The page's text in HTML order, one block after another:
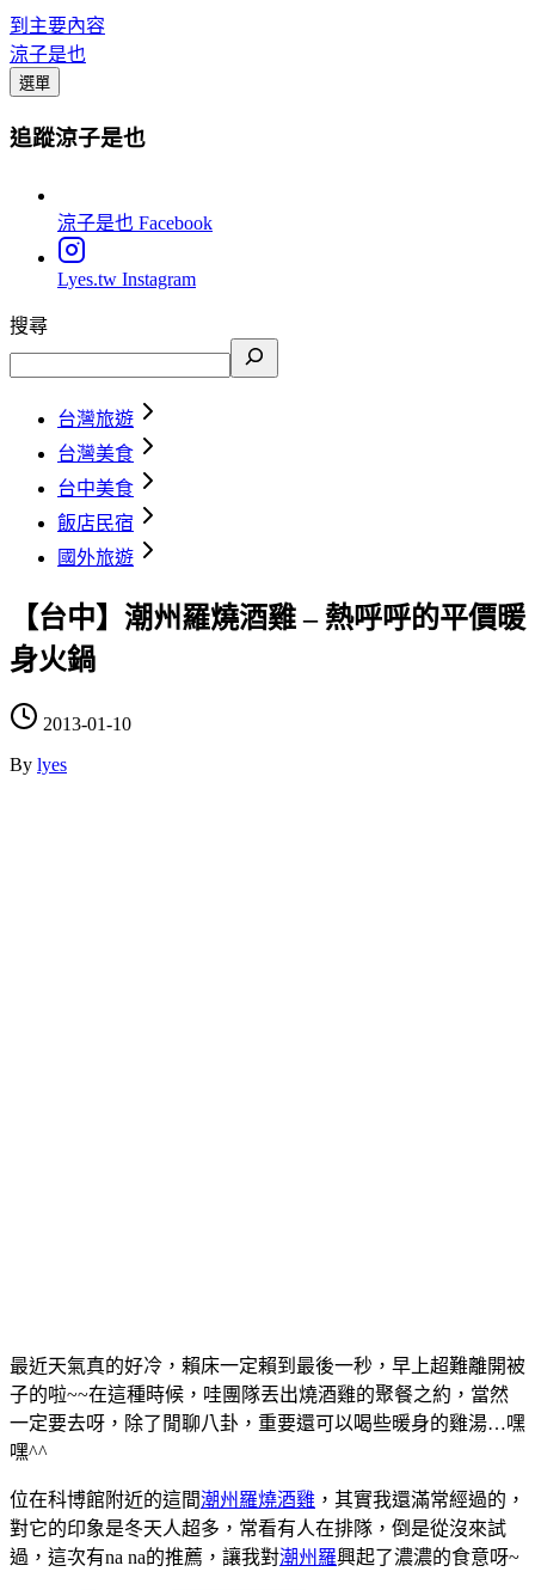
到主要內容
涼子是也
選單
追蹤涼子是也
涼子是也 Facebook
Lyes.tw Instagram
搜尋
台灣旅遊
台灣美食
台中美食
飯店民宿
國外旅遊
【台中】潮州羅燒酒雞 – 熱呼呼的平價暖
身火鍋
2013-01-10
By lyes
最近天氣真的好冷，賴床一定賴到最後一秒，早上超難離開被
子的啦~~在這種時候，哇團隊丟出燒酒雞的聚餐之約，當然
一定要去呀，除了閒聊八卦，重要還可以喝些暖身的雞湯…嘿
嘿^^
位在科博館附近的這間潮州羅燒酒雞 ，其實我還滿常經過的，
對它的印象是冬天人超多，常看有人在排隊，倒是從沒來試
過，這次有na na的推薦，讓我對潮州羅興起了濃濃的食意呀~